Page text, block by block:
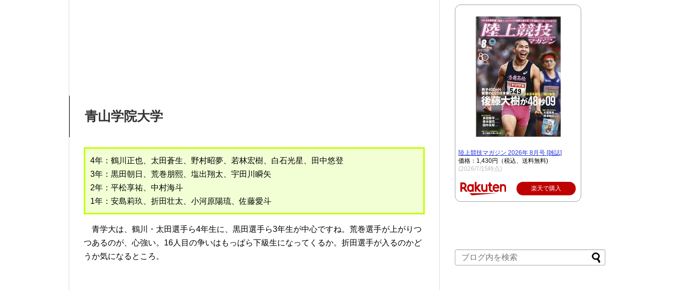
青山学院大学
4年：鶴川正也、太田蒼生、野村昭夢、若林宏樹、白石光星、田中悠登
3年：黒田朝日、荒巻朋熙、塩出翔太、宇田川瞬矢
2年：平松享祐、中村海斗
1年：安島莉玖、折田壮太、小河原陽琉、佐藤愛斗
青学大は、鶴川・太田選手ら4年生に、黒田選手ら3年生が中心ですね。荒巻選手が上がりつ
つあるのが、心強い。16人目の争いはもっぱら下級生になってくるか。折田選手が入るのかど
うか気になるところ。
陸上競技マガジン 2026年 8月号 [雑誌]
価格：1,430円（税込、送料無料)
(2026/7/15時点)
楽天で購入